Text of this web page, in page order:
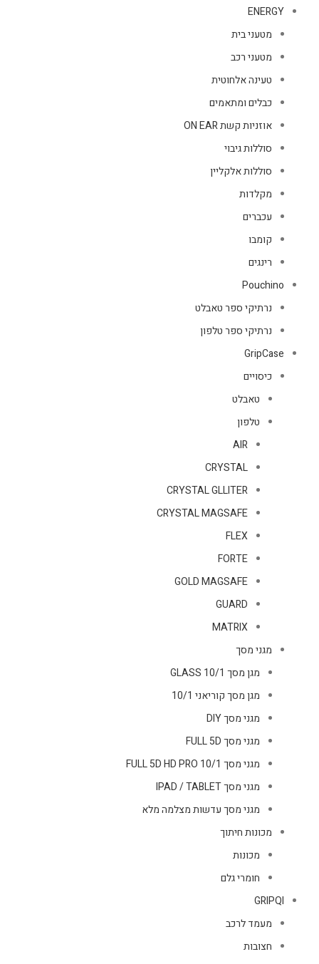
ENERGY
מטעני בית
מטעני רכב
טעינה אלחוטית
כבלים ומתאמים
אוזניות קשת ON EAR
סוללות גיבוי
סוללות אלקליין
מקלדות
עכברים
קומבו
רינגים
Pouchino
נרתיקי ספר טאבלט
נרתיקי ספר טלפון
GripCase
כיסויים
טאבלט
טלפון
AIR
CRYSTAL
CRYSTAL GLLITER
CRYSTAL MAGSAFE
FLEX
FORTE
GOLD MAGSAFE
GUARD
MATRIX
מגני מסך
מגן מסך GLASS 10/1
מגן מסך קוריאני 10/1
מגני מסך DIY
מגני מסך FULL 5D
מגני מסך FULL 5D HD PRO 10/1
מגני מסך IPAD / TABLET
מגני מסך עדשות מצלמה מלא
מכונות חיתוך
מכונות
חומרי גלם
GRIPQI
מעמד לרכב
חצובות